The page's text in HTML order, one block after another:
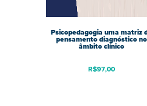
Psicopedagogia uma matriz
pensamento diagnóstico no
âmbito clínico
R$97,00